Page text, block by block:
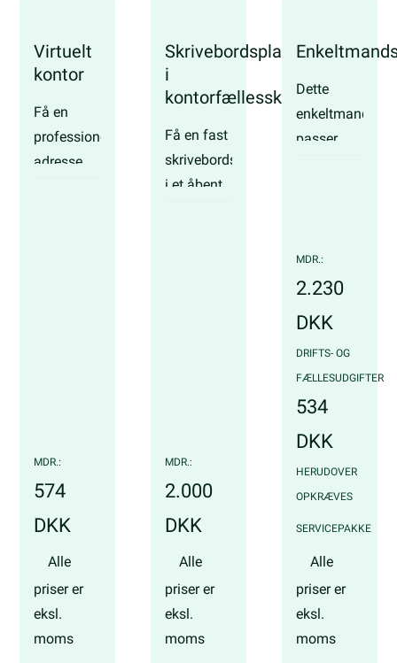
Virtuelt
kontor
Få en
professionel
adresse
kaffe/te
Kantineadgang
Brug
fællesarealer
Postservice
MDR.:
574
DKK
Alle
priser er
eksl.
moms
Skrivebordsplads
i
kontorfællesskab
Få en fast
skrivebordsplads
i et åbent
Gratis
af
Alarm/vægerservice
MDR.:
2.000
DKK
Alle
priser er
eksl.
moms
Dette
passer
konsulenter.
Gratis
parkering
Bemandet
reception
WIFI
kaffe/te
Brug
af
Rengøring
MDR.:
2.230
DKK
DRIFTS- OG
FÆLLESUDGIFTER
534
DKK
HERUDOVER
OPKRÆVES
SERVICEPAKKE
Alle
priser er
eksl.
moms